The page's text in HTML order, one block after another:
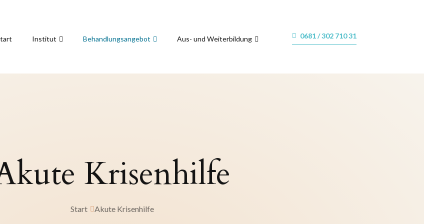
Institut Behandlungsangebot Aus- und Weiterbildung 0681 / 302 710 31
Krisenhilfe
Start Akute Krisenhilfe